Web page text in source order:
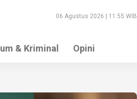
06 Agustus 2026 | 11:55 WIB
& Kriminal Opini